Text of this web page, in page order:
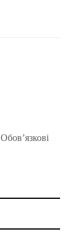
Обов’язкові